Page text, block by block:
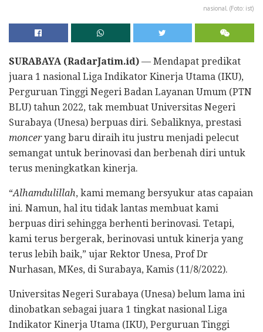
nasional. (Foto: ist)
SURABAYA (RadarJatim.id) — Mendapat predikat
juara 1 nasional Liga Indikator Kinerja Utama (IKU),
Perguruan Tinggi Negeri Badan Layanan Umum (PTN
BLU) tahun 2022, tak membuat Universitas Negeri
Surabaya (Unesa) berpuas diri. Sebaliknya, prestasi
monceryang baru diraih itu justru menjadi pelecut
semangat untuk berinovasi dan berbenah diri untuk
terus meningkatkan kinerja.
“Alhamdulillah, kami memang bersyukur atas capaian
ini. Namun, hal itu tidak lantas membuat kami
berpuas diri sehingga berhenti berinovasi. Tetapi,
kami terus bergerak, berinovasi untuk kinerja yang
terus lebih baik,” ujar Rektor Unesa, Prof Dr
Nurhasan, MKes, di Surabaya, Kamis (11/8/2022).
Universitas Negeri Surabaya (Unesa) belum lama ini
dinobatkan sebagai juara 1 tingkat nasional Liga
Indikator Kinerja Utama (IKU), Perguruan Tinggi